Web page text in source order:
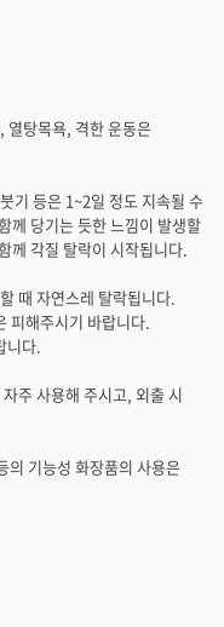
열탕목욕, 격한 운동은
기 등은 1~2일 정도 지속될 수
께 당기는 듯한 느낌이 발생할
께 각질 탈락이 시작됩니다.
때 자연스레 탈락됩니다.
피해주시기 바랍니다.
니다.
주 사용해 주시고, 외출 시
의 기능성 화장품의 사용은